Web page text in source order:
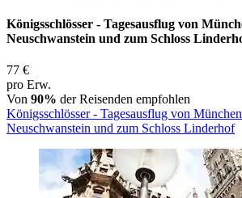
Königsschlösser - Tagesausflug von
Neuschwanstein und zum Schloss
77 €
pro Erw.
Von 90% der Reisenden empfohlen
Königsschlösser - Tagesausflug von
Neuschwanstein und zum Schloss Linderhof